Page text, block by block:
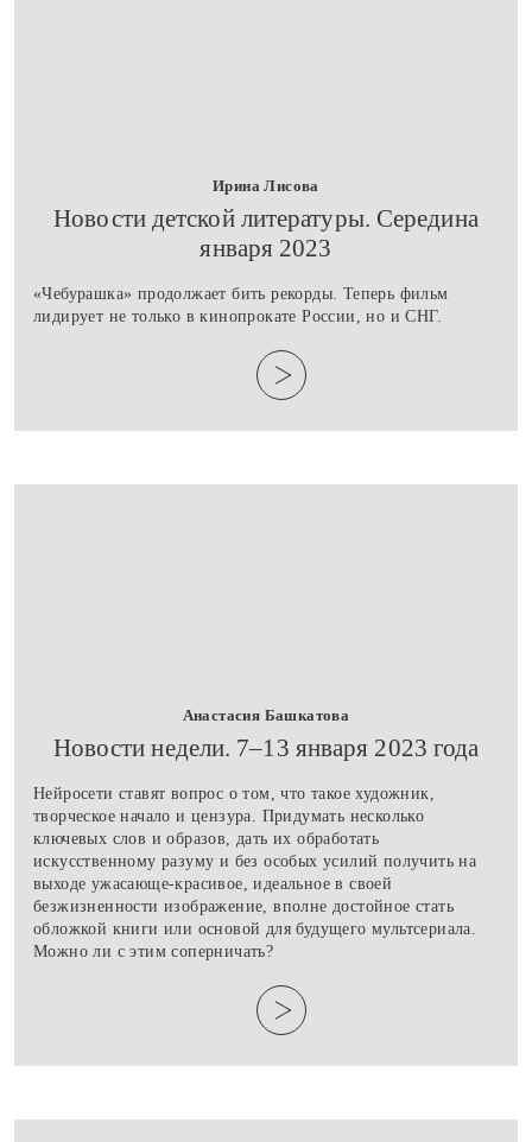
Ирина Лисова
​Новости детской литературы. Середина
января 2023
«Чебурашка» продолжает бить рекорды. Теперь фильм
лидирует не только в кинопрокате России, но и СНГ.
Анастасия Башкатова
​Новости недели. 7–13 января 2023 года
Нейросети ставят вопрос о том, что такое художник,
творческое начало и цензура. Придумать несколько
ключевых слов и образов, дать их обработать
искусственному разуму и без особых усилий получить на
выходе ужасающе-красивое, идеальное в своей
безжизненности изображение, вполне достойное стать
обложкой книги или основой для будущего мультсериала.
Можно ли с этим соперничать?